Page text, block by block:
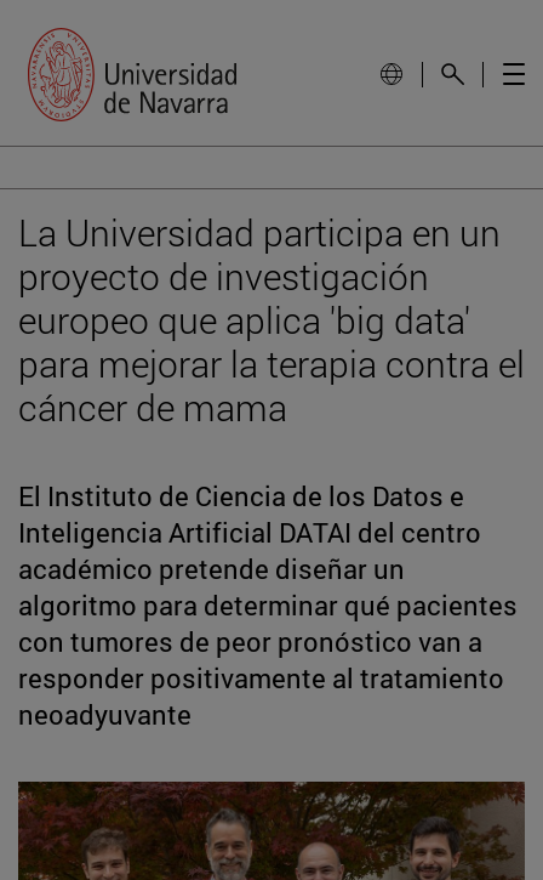
La Universidad participa en un
proyecto de investigación
europeo que aplica 'big data'
para mejorar la terapia contra el
cáncer de mama
El Instituto de Ciencia de los Datos e
Inteligencia Artificial DATAI del centro
académico pretende diseñar un
algoritmo para determinar qué pacientes
con tumores de peor pronóstico van a
responder positivamente al tratamiento
neoadyuvante